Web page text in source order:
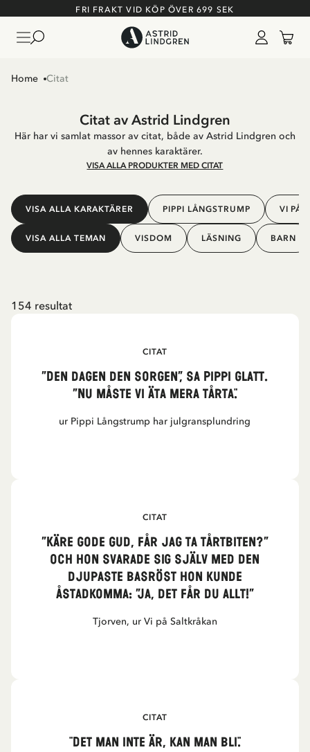
FRI FRAKT VID KÖP ÖVER 699 SEK
Home Citat
Citat av Astrid Lindgren
Här har vi samlat massor av citat, både av Astrid Lindgren och
av hennes karaktärer.
VISA ALLA PRODUKTER MED CITAT
VISA ALLA KARAKTÄRER PIPPI LÅNGSTRUMP VI PÅ
VISA ALLA TEMAN VISDOM LÄSNING BARN
154 resultat
CITAT
”Den dagen den sorgen”, sa Pippi glatt.
”Nu måste vi äta mera tårta."
ur Pippi Långstrump har julgransplundring
CITAT
”Käre gode Gud, får jag ta tårtbiten?”
Och hon svarade sig själv med den
djupaste basröst hon kunde
åstadkomma: ”Ja, det får du allt!”
Tjorven, ur Vi på Saltkråkan
CITAT
"Det man inte är, kan man bli."